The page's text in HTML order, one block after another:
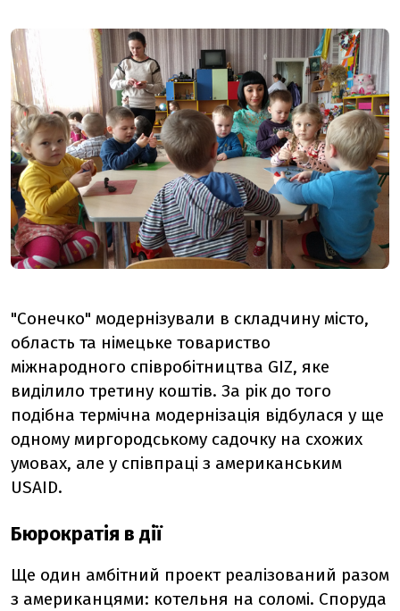
"Сонечко" модернізували в складчину місто,
область та німецьке товариство
міжнародного співробітництва GIZ, яке
виділило третину коштів. За рік до того
подібна термічна модернізація відбулася у ще
одному миргородському садочку на схожих
умовах, але у співпраці з американським
USAID.
Бюрократія в дії
Ще один амбітний проект реалізований разом
з американцями: котельня на соломі. Споруда